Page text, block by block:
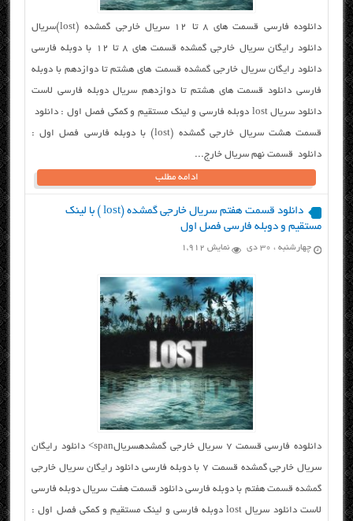
دانلوده فارسی قسمت های ۸ تا ۱۲ سریال خارجی گمشده (lost)سریال
دانلود رایگان سریال خارجی گمشده قسمت های ۸ تا ۱۲ با دوبله فارسی
دانلود رایگان سریال خارجی گمشده قسمت های هشتم تا دوازدهم با دوبله
فارسی دانلود قسمت های هشتم تا دوازدهم سریال دوبله فارسی لاست
دانلود سریال lost دوبله فارسی و لینک مستقیم و کمکی فصل اول : دانلود
قسمت هشت سریال خارجی گمشده (lost) با دوبله فارسی فصل اول :
دانلود قسمت نهم سریال خارج...
ادامه مطلب
دانلود قسمت هفتم سریال خارجی گمشده (lost ) با لینک
مستقیم و دوبله فارسی فصل اول
چهارشنبه ، ۳۰ دی نمایش 1,912
دانلوده فارسی قسمت ۷ سریال خارجی گمشدهسریالspan> دانلود رایگان
سریال خارجی گمشده قسمت ۷ با دوبله فارسی دانلود رایگان سریال خارجی
گمشده قسمت هفتم با دوبله فارسی دانلود قسمت هفت سریال دوبله فارسی
لاست دانلود سریال lost دوبله فارسی و لینک مستقیم و کمکی فصل اول :